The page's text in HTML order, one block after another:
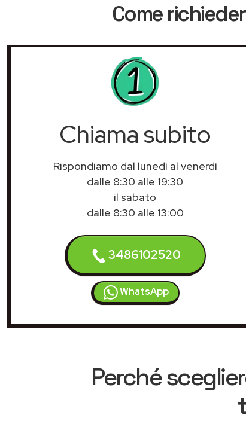
Come
Chiama subito
Rispondiamo dal lunedì al venerdì
dalle 8:30 alle 19:30
il sabato
dalle 8:30 alle 13:00
3486102520
WhatsApp
Perché